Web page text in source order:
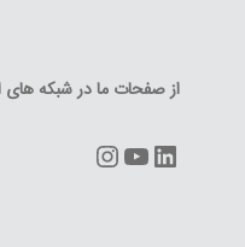
از صفحات ما در شبکه های
LinkedIn
YouTube
Instagram